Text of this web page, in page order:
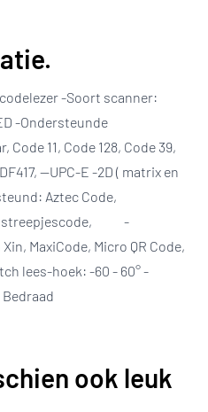
-Soort scanner:
-Ondersteunde
11, Code 128, Code 39,
--UPC-E -2D ( matrix en
Aztec Code,
streepjescode, -
MaxiCode, Micro QR Code,
lees-hoek: -60 - 60° -
ook leuk